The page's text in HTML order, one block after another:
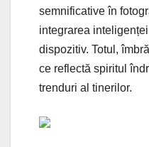
semnificative în
integrarea
dispozitiv. Totul,
ce reflectă spiritul
trenduri al tinerilor.